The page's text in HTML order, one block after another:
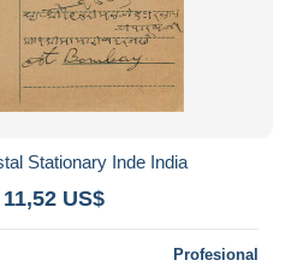
Stationary Inde India
US$
Profesional